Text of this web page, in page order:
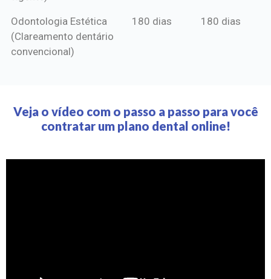
Odontologia Estética
(Clareamento dentário
convencional)
180 dias 180 dias
Veja o vídeo com o passo a passo para você
contratar um plano dental online!